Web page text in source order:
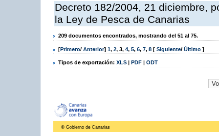
Decreto 182/2004, 21 diciembre,
la Ley de Pesca de Canarias
209 documentos encontrados, mostrando del 51 al 75.
[Primero/ Anterior] 1, 2, 3, 4, 5, 6, 7, 8 [ Siguiente/ Último ]
Tipos de exportación: XLS | PDF | ODT
© Gobierno de Canarias